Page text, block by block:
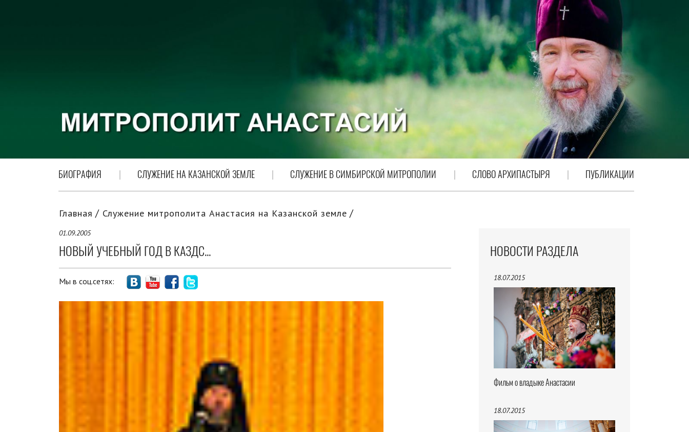
БИОГРАФИЯ СЛУЖЕНИЕ НА КАЗАНСКОЙ ЗЕМЛЕ СЛУЖЕНИЕ В СИМБИРСКОЙ МИТРОПОЛИИ СЛОВО АРХИПАСТЫРЯ ПУБЛИКАЦИИ
НОВОСТИ РАЗДЕЛА
18.07.2015
Фильм о владыке Анастасии
18.07.2015
Главная Служение митрополита Анастасия на Казанской земле
01.09.2005
НОВЫЙ УЧЕБНЫЙ ГОД В КАЗДС...
Мы в соц.сетях: